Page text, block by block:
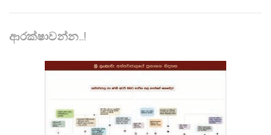
ආරක්ෂාවන්න..!